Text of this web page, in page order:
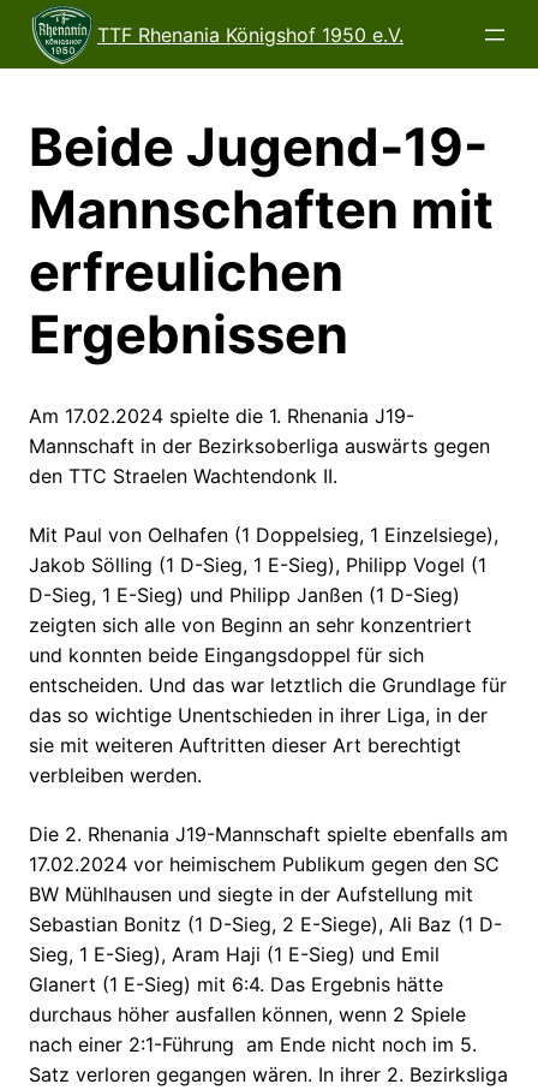
Direkt
zum
Inhalt
TTF Rhenania Königshof 1950 e.V.
Beide Jugend-19-
Mannschaften mit
erfreulichen
Ergebnissen
Am 17.02.2024 spielte die 1. Rhenania J19-
Mannschaft in der Bezirksoberliga auswärts gegen
den TTC Straelen Wachtendonk II.
Mit Paul von Oelhafen (1 Doppelsieg, 1 Einzelsiege),
Jakob Sölling (1 D-Sieg, 1 E-Sieg), Philipp Vogel (1
D-Sieg, 1 E-Sieg) und Philipp Janßen (1 D-Sieg)
zeigten sich alle von Beginn an sehr konzentriert
und konnten beide Eingangsdoppel für sich
entscheiden. Und das war letztlich die Grundlage für
das so wichtige Unentschieden in ihrer Liga, in der
sie mit weiteren Auftritten dieser Art berechtigt
verbleiben werden.
Die 2. Rhenania J19-Mannschaft spielte ebenfalls am
17.02.2024 vor heimischem Publikum gegen den SC
BW Mühlhausen und siegte in der Aufstellung mit
Sebastian Bonitz (1 D-Sieg, 2 E-Siege), Ali Baz (1 D-
Sieg, 1 E-Sieg), Aram Haji (1 E-Sieg) und Emil
Glanert (1 E-Sieg) mit 6:4. Das Ergebnis hätte
durchaus höher ausfallen können, wenn 2 Spiele
nach einer 2:1-Führung am Ende nicht noch im 5.
Satz verloren gegangen wären. In ihrer 2. Bezirksliga